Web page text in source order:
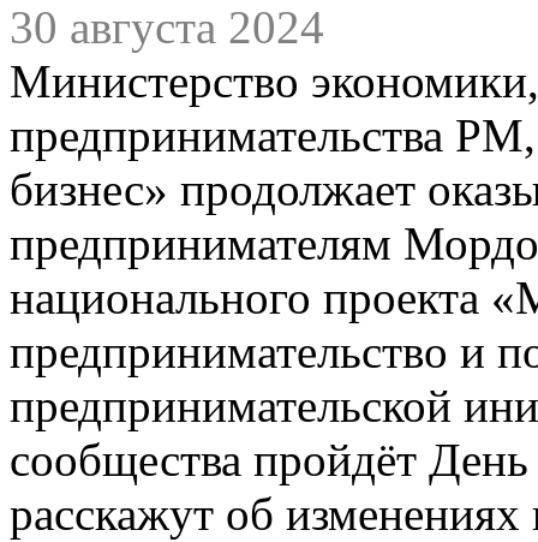
30 августа 2024
Министерство
предпринимательства
бизнес» продолжает
предпринимателям
национального проекта
предпринимательство и
предпринимательской
сообщества пройдёт
расскажут об изменениях